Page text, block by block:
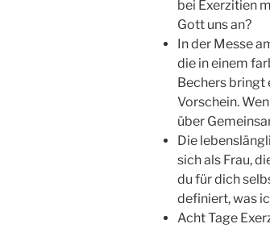
bei Exerzitien
Gott uns an?
In der Messe
die in einem
Bechers bringt
Vorschein.
über
Die
sich als Frau,
du für dich
definiert, was
Acht Tage